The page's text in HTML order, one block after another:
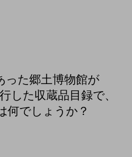
った郷土博物館が
した収蔵品目録で、
何でしょうか？